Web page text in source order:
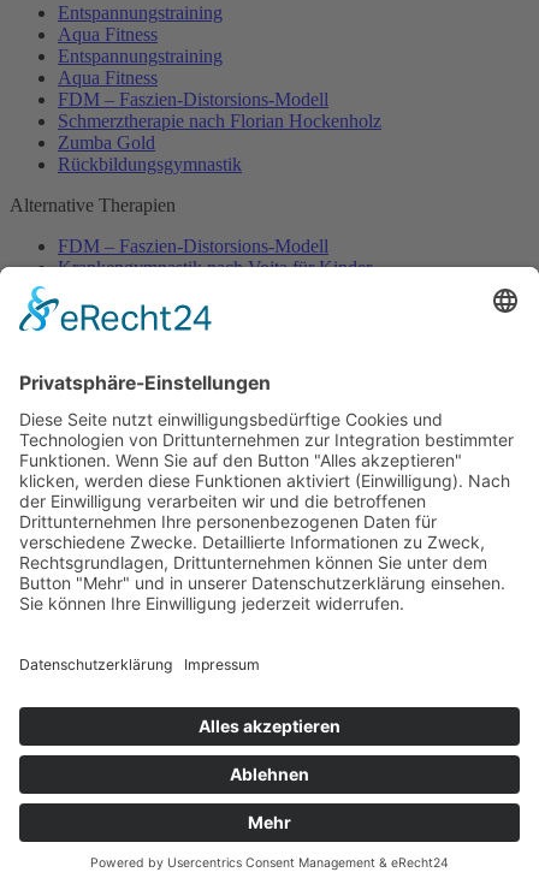
Entspannungstraining
Aqua Fitness
Entspannungstraining
Aqua Fitness
FDM – Faszien-Distorsions-Modell
Schmerztherapie nach Florian Hockenholz
Zumba Gold
Rückbildungsgymnastik
Alternative Therapien
FDM – Faszien-Distorsions-Modell
Krankengymnastik nach Vojta für Kinder
Therapeutisches Klettern
Migräne-Therapie nach Kern
Lymphtaping
Präventionstherapie
Zumba Gold
Krankengymnastik nach Bobath für Kinder
Therapeutisches Klettern
Migräne-Therapie nach Kern
Krankengymnastik für Kinder
Lymphtaping
Rücken Therapie
Entspannungstraining
FDM – Faszien-Distorsions-Modell
Rückbildungsgymnastik
Kinder Therapie
Krankengymnastik nach Vojta für Kinder
Krankengymnastik nach Bobath für Kinder